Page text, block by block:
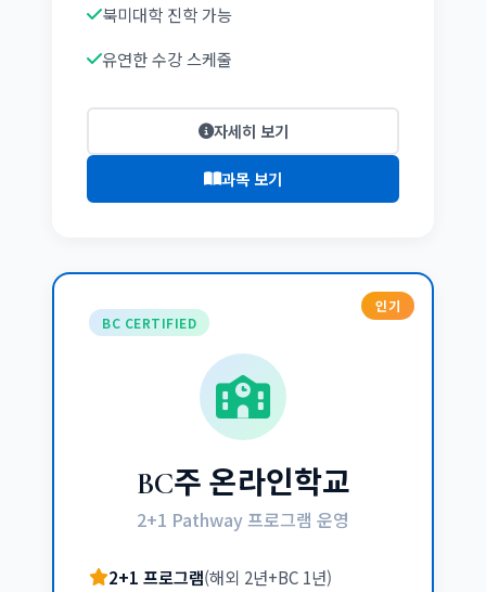
북미대학 진학 가능
유연한 수강 스케줄
자세히 보기
과목 보기
BC CERTIFIED
인기
BC주 온라인학교
2+1 Pathway 프로그램 운영
2+1 프로그램(해외 2년+BC 1년)